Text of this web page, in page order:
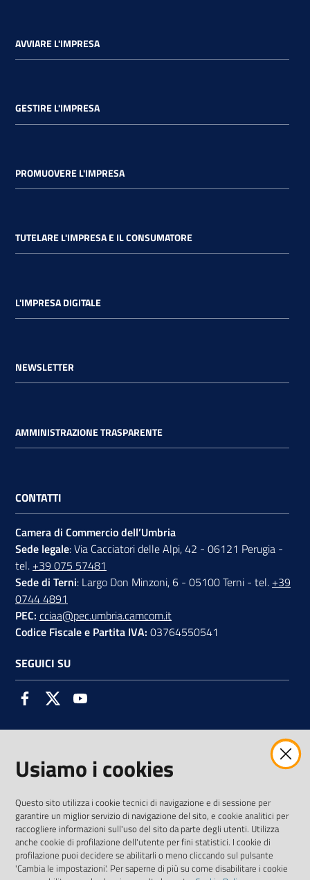
AVVIARE L'IMPRESA
GESTIRE L'IMPRESA
PROMUOVERE L'IMPRESA
TUTELARE L'IMPRESA E IL CONSUMATORE
L'IMPRESA DIGITALE
NEWSLETTER
AMMINISTRAZIONE TRASPARENTE
CONTATTI
Camera di Commercio dell’Umbria
Sede legale: Via Cacciatori delle Alpi, 42 - 06121 Perugia -
tel. +39 075 57481
Sede di Terni: Largo Don Minzoni, 6 - 05100 Terni - tel. +39
0744 4891
PEC: cciaa@pec.umbria.camcom.it
Codice Fiscale e Partita IVA: 03764550541
SEGUICI SU
FacebookTwitter
AMMINISTRAZIONE TRASPARENTE INTERCAM S.C.A.R.L.
Vai alla pagina
Media Policy
Usiamo i cookies
Questo sito utilizza i cookie tecnici di navigazione e di sessione per
garantire un miglior servizio di navigazione del sito, e cookie analitici per
raccogliere informazioni sull'uso del sito da parte degli utenti. Utilizza
anche cookie di profilazione dell'utente per fini statistici. I cookie di
profilazione puoi decidere se abilitarli o meno cliccando sul pulsante
'Cambia le impostazioni'. Per saperne di più su come disabilitare i cookie